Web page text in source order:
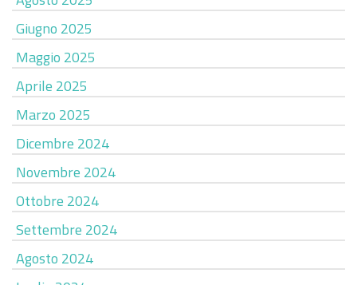
Giugno 2025
Maggio 2025
Aprile 2025
Marzo 2025
Dicembre 2024
Novembre 2024
Ottobre 2024
Settembre 2024
Agosto 2024